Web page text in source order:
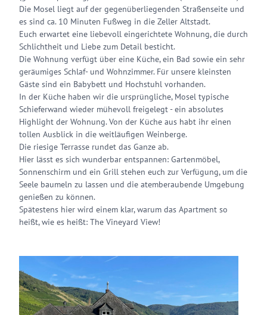
Die Mosel liegt auf der gegenüberliegenden Straßenseite und
es sind ca. 10 Minuten Fußweg in die Zeller Altstadt.
Euch erwartet eine liebevoll eingerichtete Wohnung, die durch
Schlichtheit und Liebe zum Detail besticht.
Die Wohnung verfügt über eine Küche, ein Bad sowie ein sehr
geräumiges Schlaf- und Wohnzimmer. Für unsere kleinsten
Gäste sind ein Babybett und Hochstuhl vorhanden.
In der Küche haben wir die ursprüngliche, Mosel typische
Schieferwand wieder mühevoll freigelegt - ein absolutes
Highlight der Wohnung. Von der Küche aus habt ihr einen
tollen Ausblick in die weitläufigen Weinberge.
Die riesige Terrasse rundet das Ganze ab.
Hier lässt es sich wunderbar entspannen: Gartenmöbel,
Sonnenschirm und ein Grill stehen euch zur Verfügung, um die
Seele baumeln zu lassen und die atemberaubende Umgebung
genießen zu können.
Spätestens hier wird einem klar, warum das Apartment so
heißt, wie es heißt: The Vineyard View!